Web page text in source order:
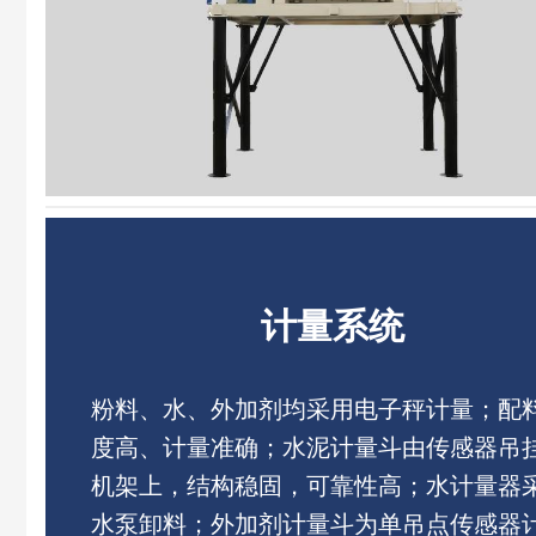
计量系统
粉料、水、外加剂均采用电子秤计量；配
度高、计量准确；水泥计量斗由传感器吊
机架上，结构稳固，可靠性高；水计量器
水泵卸料；外加剂计量斗为单吊点传感器